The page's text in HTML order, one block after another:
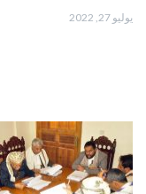
يوليو 27, 2022